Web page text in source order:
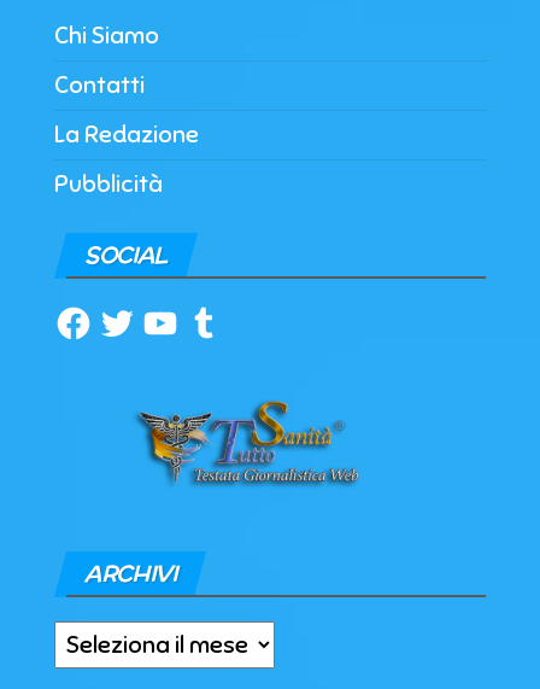
Chi Siamo
Contatti
La Redazione
Pubblicità
SOCIAL
Facebook
TwitterYouTubeTumblr
ARCHIVI
Archivi